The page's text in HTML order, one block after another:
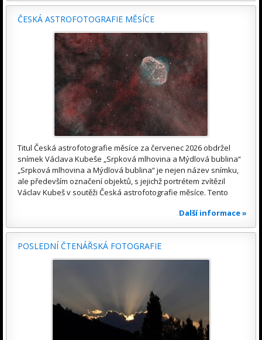
ČESKÁ ASTROFOTOGRAFIE MĚSÍCE
Titul Česká astrofotografie měsíce za červenec 2026 obdržel
snímek Václava Kubeše „Srpková mlhovina a Mýdlová bublina“
„Srpková mlhovina a Mýdlová bublina“ je nejen název snímku,
ale především označení objektů, s jejichž portrétem zvítězil
Václav Kubeš v soutěži Česká astrofotografie měsíce. Tento
Další informace »
POSLEDNÍ ČTENÁŘSKÁ FOTOGRAFIE